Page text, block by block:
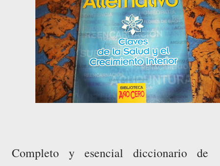
Completo y esencial diccionario de